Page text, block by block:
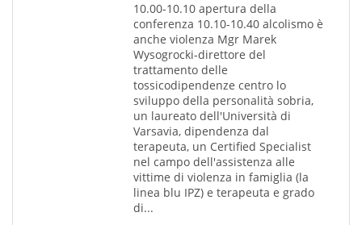
10.00-10.10 apertura della
conferenza 10.10-10.40 alcolismo è
anche violenza Mgr Marek
Wysogrocki-direttore del
trattamento delle
tossicodipendenze centro lo
sviluppo della personalità sobria,
un laureato dell'Università di
Varsavia, dipendenza dal
terapeuta, un Certified Specialist
nel campo dell'assistenza alle
vittime di violenza in famiglia (la
linea blu IPZ) e terapeuta e grado
di...